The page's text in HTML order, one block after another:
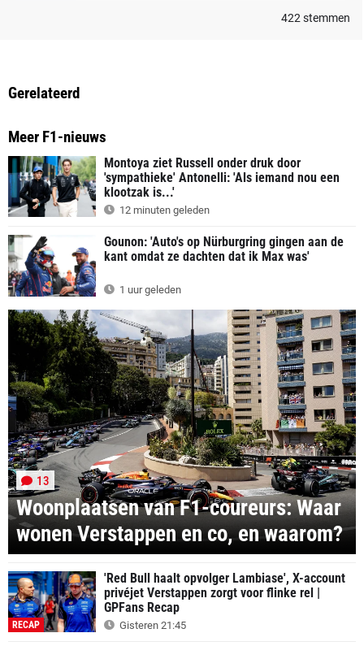
422 stemmen
Gerelateerd
Meer F1-nieuws
Montoya ziet Russell onder druk door
'sympathieke' Antonelli: 'Als iemand nou een
klootzak is...'
12 minuten geleden
Gounon: 'Auto's op Nürburgring gingen aan de
kant omdat ze dachten dat ik Max was'
1 uur geleden
Woonplaatsen van F1-coureurs: Waar
wonen Verstappen en co, en waarom?
13
RECAP
'Red Bull haalt opvolger Lambiase', X-account
privéjet Verstappen zorgt voor flinke rel |
GPFans Recap
Gisteren 21:45